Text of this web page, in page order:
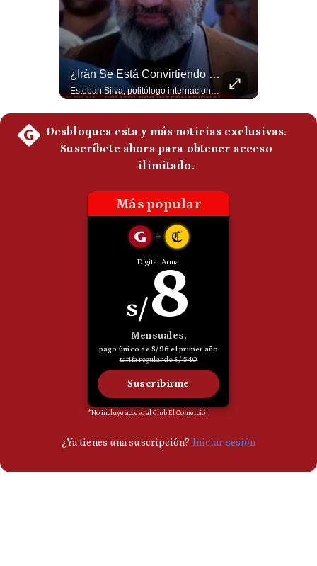
¿Irán Se Está Convirtiendo En Un Régimen Militar? | #radar24